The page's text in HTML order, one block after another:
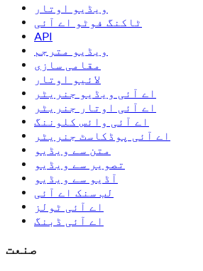
ویڈیو اوتار
ٹاکنگ فوٹو اے آئی
API
ویڈیو مترجم
مقامی سازی
لائیو اوتار
اے آئی ویڈیو جنریٹر
اے آئی اوتار جنریٹر
اے آئی وائس کلوننگ
اے آئی پوڈکاسٹ جنریٹر
متن سے ویڈیو
تصویر سے ویڈیو
آڈیو سے ویڈیو
لب سنک اے آئی
اے آئی ٹولز
اے آئی ڈبنگ
صنعت